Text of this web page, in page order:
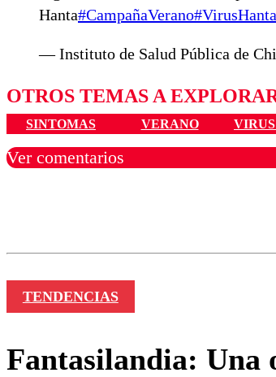
Hanta#CampañaVerano#VirusHanta
— Instituto de Salud Pública de
OTROS TEMAS A
SINTOMAS VERANO
Ver comentarios
TENDENCIAS
Fantasilandia: Una